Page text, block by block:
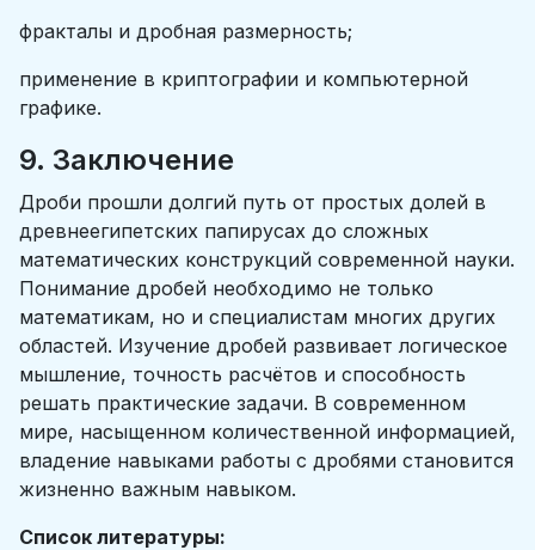
фракталы и дробная размерность;
применение в криптографии и компьютерной
графике.
9. Заключение
Дроби прошли долгий путь от простых долей в
древнеегипетских папирусах до сложных
математических конструкций современной науки.
Понимание дробей необходимо не только
математикам, но и специалистам многих других
областей. Изучение дробей развивает логическое
мышление, точность расчётов и способность
решать практические задачи. В современном
мире, насыщенном количественной информацией,
владение навыками работы с дробями становится
жизненно важным навыком.
Список литературы: